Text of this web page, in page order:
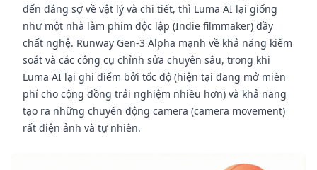
đến đáng sợ về vật lý và chi tiết, thì Luma AI lại giống
như một nhà làm phim độc lập (Indie filmmaker) đầy
chất nghệ. Runway Gen-3 Alpha mạnh về khả năng kiểm
soát và các công cụ chỉnh sửa chuyên sâu, trong khi
Luma AI lại ghi điểm bởi tốc độ (hiện tại đang mở miễn
phí cho cộng đồng trải nghiệm nhiều hơn) và khả năng
tạo ra những chuyển động camera (camera movement)
rất điện ảnh và tự nhiên.